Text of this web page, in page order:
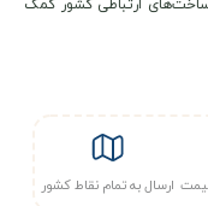
ارتباطی کشور کمک
ارسال به تمام نقاط کشور